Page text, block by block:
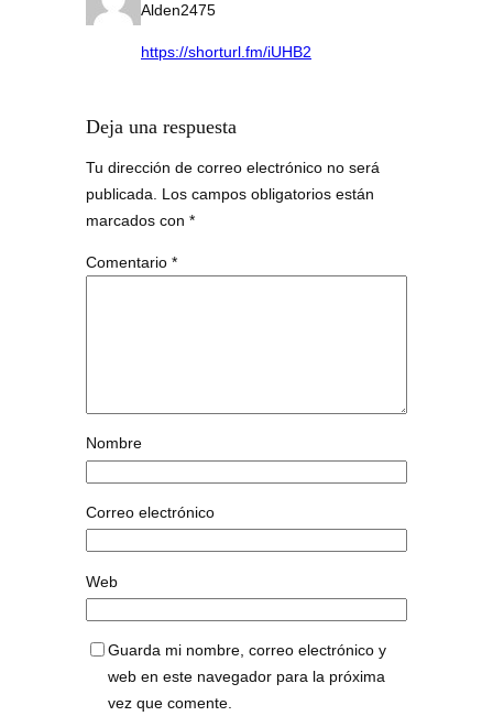
Alden2475
https://shorturl.fm/iUHB2
Deja una respuesta
Tu dirección de correo electrónico no será
publicada.
Los campos obligatorios están
marcados con *
Comentario *
Nombre
Correo electrónico
Web
Guarda mi nombre, correo electrónico y
web en este navegador para la próxima
vez que comente.